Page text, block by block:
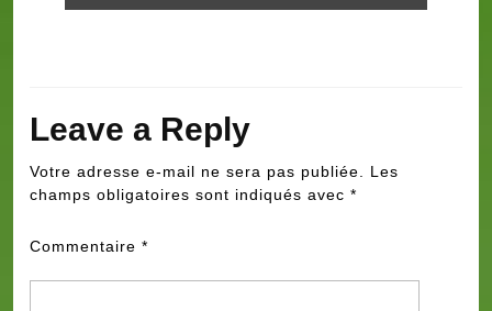
Leave a Reply
Votre adresse e-mail ne sera pas publiée.
Les
champs obligatoires sont indiqués avec *
Commentaire *